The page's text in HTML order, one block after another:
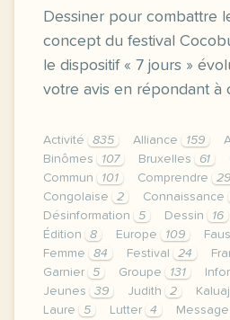
Dessiner pour combattre
concept du festival
le dispositif « 7 jours »
votre avis en répondant à
Activité 835 Alliance 159
Binômes
107 Bruxelles 61
Commun
101 Comprendre 29
Congolaise
2 Connaissance
Désinformation
5 Dessin 16
Édition
8 Europe 109
Femme
84 Festival 24
Garnier
5 Groupe 131
Jeunes
39 Judith 2 Kaluaj
Laure
5 Lutter 4 Message